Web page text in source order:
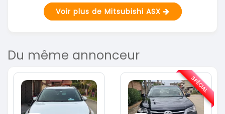
Voir plus de Mitsubishi ASX
Du même annonceur
SPÉCIAL